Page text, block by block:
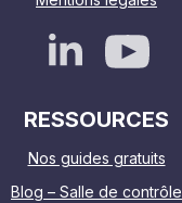
RESSOURCES
Nos guides gratuits
Blog – Salle de contrôle